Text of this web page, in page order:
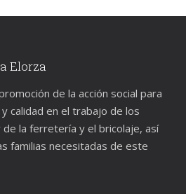
Elorza
de la acción social para
calidad en el trabajo de los
la ferretería y el bricolaje, así
familias necesitadas de este